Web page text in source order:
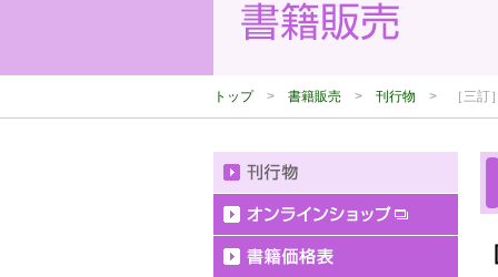
トップ> 書籍販売 > 刊行物 > ［三